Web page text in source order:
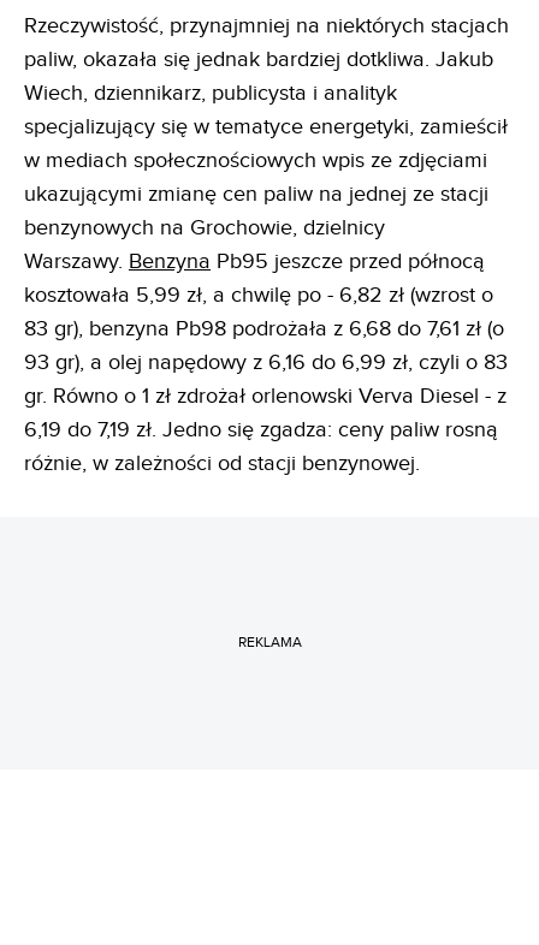
Rzeczywistość, przynajmniej na niektórych stacjach
paliw, okazała się jednak bardziej dotkliwa. Jakub
Wiech, dziennikarz, publicysta i analityk
specjalizujący się w tematyce energetyki, zamieścił
w mediach społecznościowych wpis ze zdjęciami
ukazującymi zmianę cen paliw na jednej ze stacji
benzynowych na Grochowie, dzielnicy
Warszawy. Benzyna Pb95 jeszcze przed północą
kosztowała 5,99 zł, a chwilę po - 6,82 zł (wzrost o
83 gr), benzyna Pb98 podrożała z 6,68 do 7,61 zł (o
93 gr), a olej napędowy z 6,16 do 6,99 zł, czyli o 83
gr. Równo o 1 zł zdrożał orlenowski Verva Diesel - z
6,19 do 7,19 zł. Jedno się zgadza: ceny paliw rosną
różnie, w zależności od stacji benzynowej.
REKLAMA